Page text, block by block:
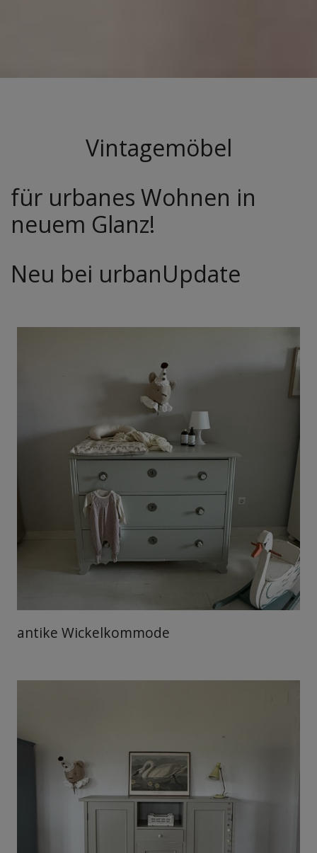
VIDEO ABSPIELEN
Vintagemöbel
für urbanes Wohnen in
neuem Glanz!
Neu bei urbanUpdate
antike Wickelkommode